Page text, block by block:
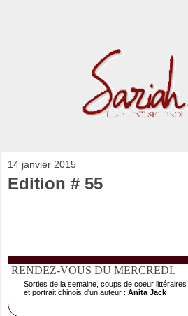
14 janvier 2015
Edition # 55
RENDEZ-VOUS DU MERCREDI.
Sorties de la semaine, coups de coeur
et portrait chinois d'un auteur : Anita Jack